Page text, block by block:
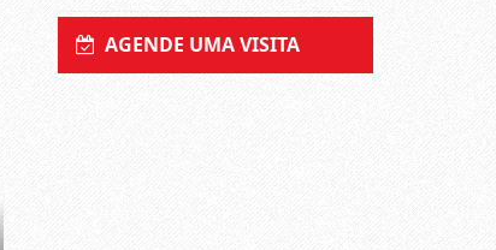
AGENDE UMA VISITA